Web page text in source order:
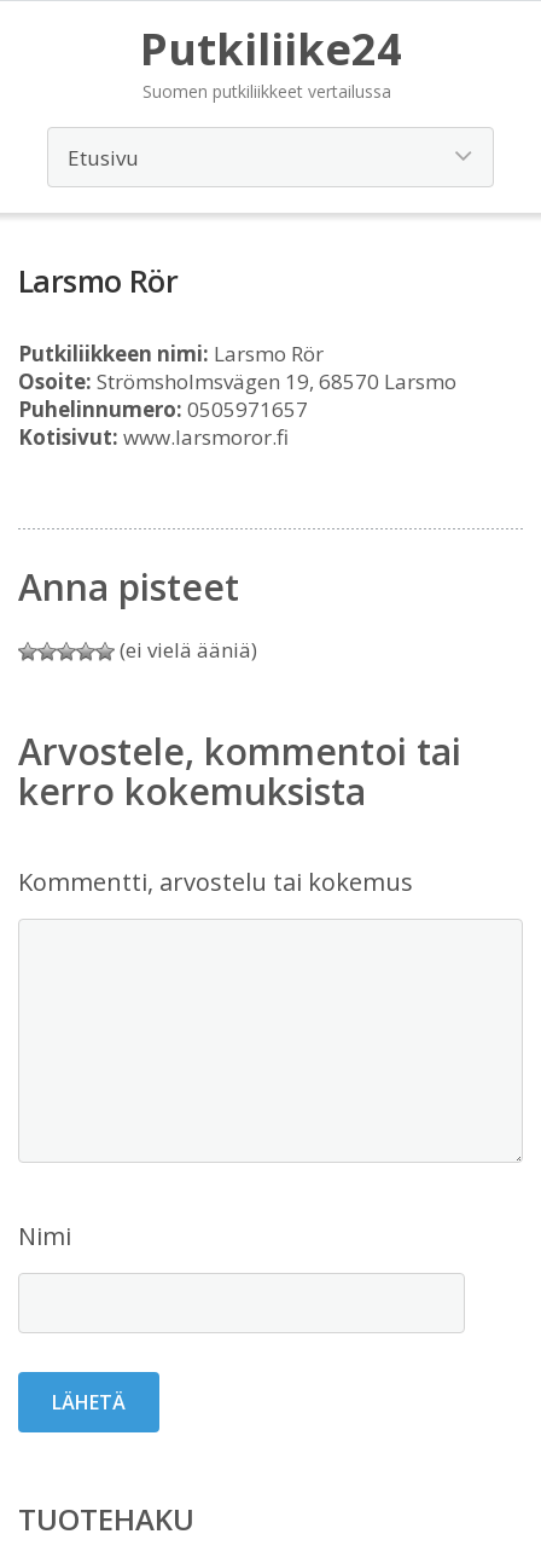
Putkiliike24
Suomen putkiliikkeet vertailussa
Larsmo Rör
Putkiliikkeen nimi: Larsmo Rör
Osoite: Strömsholmsvägen 19, 68570 Larsmo
Puhelinnumero: 0505971657
Kotisivut: www.larsmoror.fi
Anna pisteet
(ei vielä ääniä)
Arvostele, kommentoi tai
kerro kokemuksista
Kommentti, arvostelu tai kokemus
Nimi
TUOTEHAKU